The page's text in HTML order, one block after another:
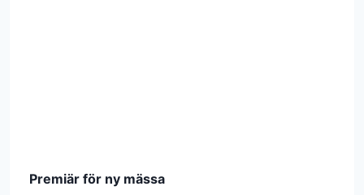
Premiär för ny mässa